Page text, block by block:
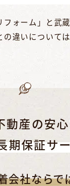
フォーム」と武
の違いについて
動産の安
期保証サ
会社ならで